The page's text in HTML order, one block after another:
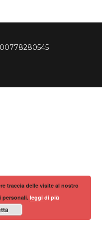
traccia delle visite al nostro
personali. leggi di più